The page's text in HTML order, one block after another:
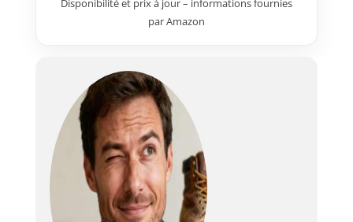
vellón de poliéster
extraduradero Avec un
régulation électronique MMC
transfère la puissance de 250 W
directement à la surface de
travail
par Amazon